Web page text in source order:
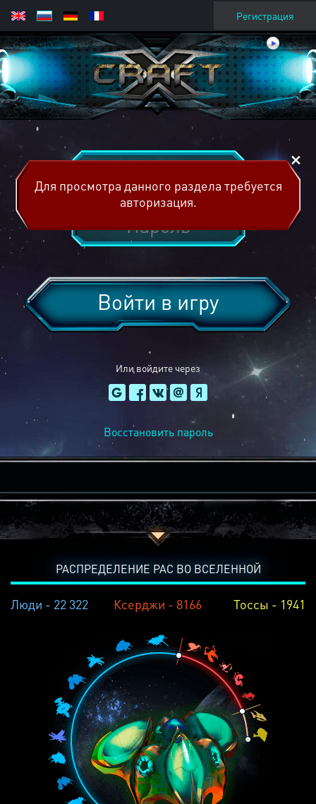
Регистрация
Или войдите через
Войти в игру
Восстановить пароль
Для просмотра данного раздела требуется
авторизация.
РАСПРЕДЕЛЕНИЕ РАС ВО ВСЕЛЕННОЙ
Люди - 22 322 Ксерджи - 8166 Тоссы - 1941